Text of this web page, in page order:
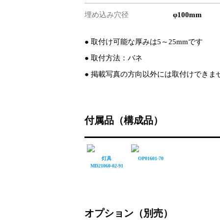
埋め込み穴径 φ100mm
● 取付け可能な厚みは5～25mmです
● 取付方法：バネ
● 掲載写真の方向以外には取付けできま
付属品（構成品）
灯具
MD21060-02-91
OP01601-70
オプション（別売）